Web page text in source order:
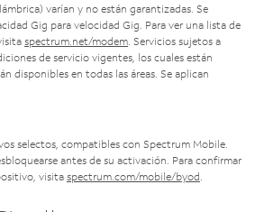
varían y no están garantizadas. Se
Gig para velocidad Gig. Para ver una lista de
spectrum.net/modem . Servicios sujetos a
de servicio vigentes, los cuales están
disponibles en todas las áreas. Se aplican
selectos, compatibles con Spectrum Mobile.
antes de su activación. Para confirmar
visita spectrum.com/mobile/byod